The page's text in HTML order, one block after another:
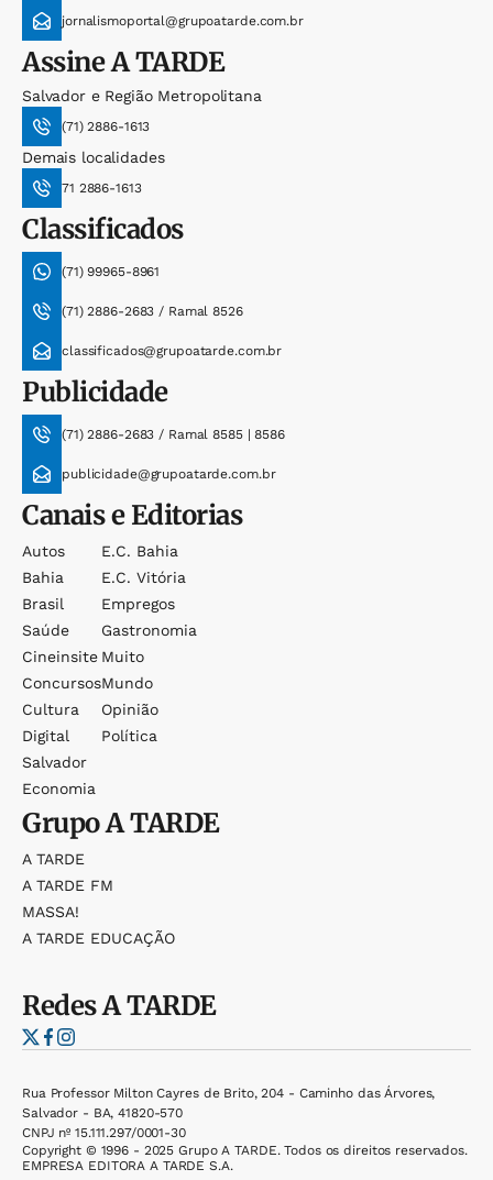
jornalismoportal@grupoatarde.com.br
AssineA TARDE
Salvador e Região Metropolitana
(71) 2886-1613
Demais localidades
71 2886-1613
Classificados
(71) 99965-8961
(71) 2886-2683 / Ramal 8526
classificados@grupoatarde.com.br
Publicidade
(71) 2886-2683 / Ramal 8585 | 8586
publicidade@grupoatarde.com.br
Canais e Editorias
Autos
Bahia
Brasil
Saúde
Cineinsite
Concursos
Cultura
Digital
Salvador
Economia
E.c. Bahia
E.c. Vitória
Empregos
Gastronomia
Muito
Mundo
Opinião
Política
GrupoA TARDE
A TARDE
A TARDE FM
MASSA!
A TARDE EDUCAÇÃO
RedesA TARDE
Rua Professor Milton Cayres de Brito, 204 - Caminho das Árvores,
Salvador - BA, 41820-570
CNPJ nº 15.111.297/0001-30
Copyright © 1996 - 2025 Grupo A TARDE. Todos os direitos reservados.
EMPRESA EDITORA A TARDE S.A.